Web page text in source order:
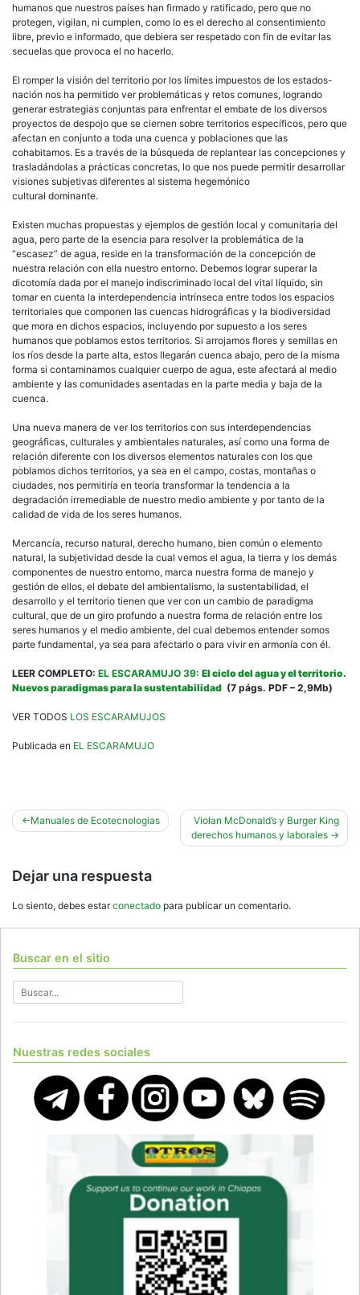
humanos que nuestros países han firmado y ratificado, pero que no
protegen, vigilan, ni cumplen, como lo es el derecho al consentimiento
libre, previo e informado, que debiera ser respetado con fin de evitar las
secuelas que provoca el no hacerlo.
El romper la visión del territorio por los límites impuestos de los estados-
nación nos ha permitido ver problemáticas y retos comunes, logrando
generar estrategias conjuntas para enfrentar el embate de los diversos
proyectos de despojo que se ciernen sobre territorios específicos, pero que
afectan en conjunto a toda una cuenca y poblaciones que las
cohabitamos. Es a través de la búsqueda de replantear las concepciones y
trasladándolas a prácticas concretas, lo que nos puede permitir desarrollar
visiones subjetivas diferentes al sistema hegemónico
cultural dominante.
Existen muchas propuestas y ejemplos de gestión local y comunitaria del
agua, pero parte de la esencia para resolver la problemática de la
“escasez” de agua, reside en la transformación de la concepción de
nuestra relación con ella nuestro entorno. Debemos lograr superar la
dicotomía dada por el manejo indiscriminado local del vital líquido, sin
tomar en cuenta la interdependencia intrínseca entre todos los espacios
territoriales que componen las cuencas hidrográficas y la biodiversidad
que mora en dichos espacios, incluyendo por supuesto a los seres
humanos que poblamos estos territorios. Si arrojamos flores y semillas en
los ríos desde la parte alta, estos llegarán cuenca abajo, pero de la misma
forma si contaminamos cualquier cuerpo de agua, este afectará al medio
ambiente y las comunidades asentadas en la parte media y baja de la
cuenca.
Una nueva manera de ver los territorios con sus interdependencias
geográficas, culturales y ambientales naturales, así como una forma de
relación diferente con los diversos elementos naturales con los que
poblamos dichos territorios, ya sea en el campo, costas, montañas o
ciudades, nos permitiría en teoría transformar la tendencia a la
degradación irremediable de nuestro medio ambiente y por tanto de la
calidad de vida de los seres humanos.
Mercancía, recurso natural, derecho humano, bien común o elemento
natural, la subjetividad desde la cual vemos el agua, la tierra y los demás
componentes de nuestro entorno, marca nuestra forma de manejo y
gestión de ellos, el debate del ambientalismo, la sustentabilidad, el
desarrollo y el territorio tienen que ver con un cambio de paradigma
cultural, que de un giro profundo a nuestra forma de relación entre los
seres humanos y el medio ambiente, del cual debemos entender somos
parte fundamental, ya sea para afectarlo o para vivir en armonía con él.
LEER COMPLETO: EL ESCARAMUJO 39: El ciclo del agua y el territorio.
Nuevos paradigmas para la sustentabilidad (7 págs. PDF – 2,9Mb)
VER TODOS LOS ESCARAMUJOS
Publicada en EL ESCARAMUJO
Navegación
entradas
Manuales de Ecotecnologias
Violan McDonald’s y Burger King
derechos humanos y laborales
Dejar una respuesta
Lo siento, debes estarconectado para publicar un comentario.
Buscar en el sitio
Nuestras redes sociales